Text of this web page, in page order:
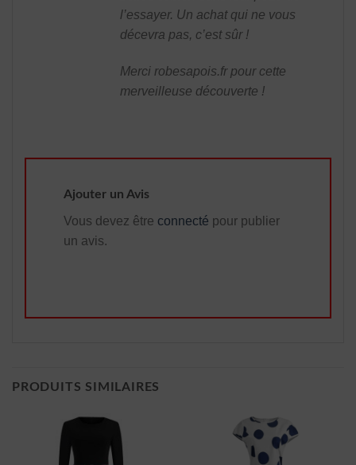
l’essayer. Un achat qui ne vous
décevra pas, c’est sûr !
Merci robesapois.fr pour cette
merveilleuse découverte !
Ajouter un Avis
Vous devez être connecté pour publier
un avis.
PRODUITS SIMILAIRES